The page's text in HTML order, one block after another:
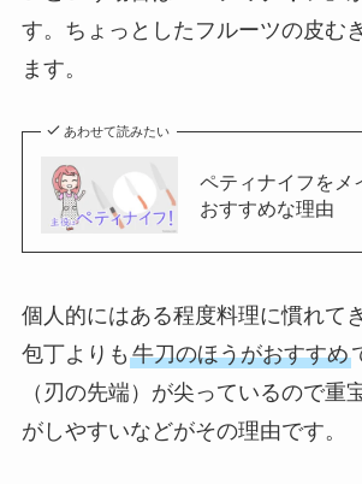
す。ちょっとしたフルーツの皮む
ます。
あわせて読みたい
ペティナイフをメ
おすすめな理由
個人的にはある程度料理に慣れて
包丁よりも 牛刀のほうがおすすめ
（刃の先端）が尖っているので重
がしやすいなどがその理由です。